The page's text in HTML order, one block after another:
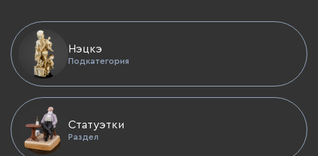
Нэцкэ
Подкатегория
Статуэтки
Раздел